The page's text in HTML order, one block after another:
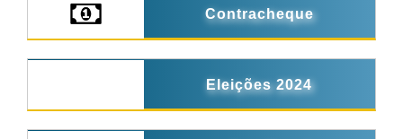
Contracheque
Eleições 2024